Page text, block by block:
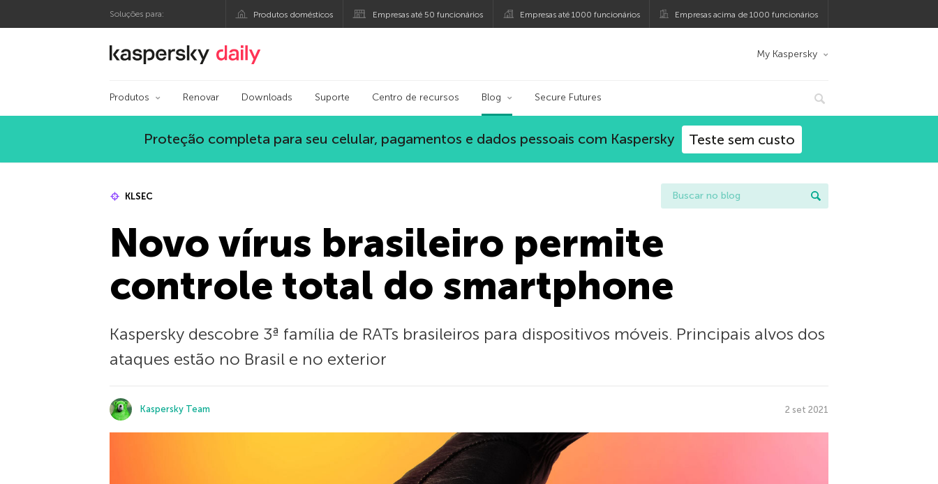
Soluções para: Produtos domésticos Empresas até 50 funcionários Empresas até 1000 funcionários Empresas acima de 1000 funcionários
Blog oficial da Kaspersky My Kaspersky
Produtos Renovar Downloads Suporte Centro de recursos Blog Secure Futures
Proteção completa para seu celular, pagamentos e dados pessoais com Kaspersky Teste sem custo
KLSEC
Novo vírus brasileiro permite
controle total do smartphone
Kaspersky descobre 3ª família de RATs brasileiros para dispositivos móveis. Principais alvos dos
ataques estão no Brasil e no exterior
Kaspersky Team 2 set 2021